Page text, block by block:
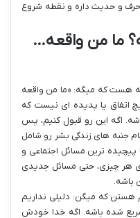
و حدیث داره و نقطه شروع
ما من واقعه…
هست که میگه: «ما من واقعه
اتفاق یا پدیده ای نیست که
اگه این رو قبول کنیم، پس
جنبه های زندگی بشر رو شامل
ترین مسائل اجتماعی و
هر چیزی، حتی مسائل جدیدی
باشه.
هستن که میگن: دلیلی نداریم
شده باشه. اگه خدا خودش